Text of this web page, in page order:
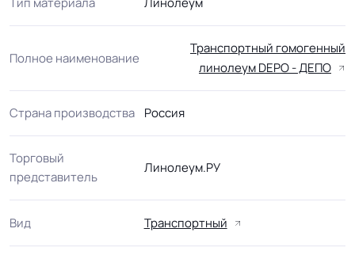
Полное наименование
Транспортный гомогенный
линолеум DEPO - ДЕПО
Страна производства Россия
Торговый
представитель
Линолеум.РУ
Вид Транспортный